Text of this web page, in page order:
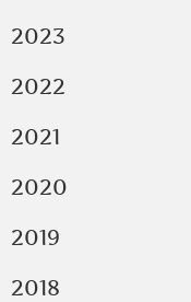
2023
2022
2021
2020
2019
2018